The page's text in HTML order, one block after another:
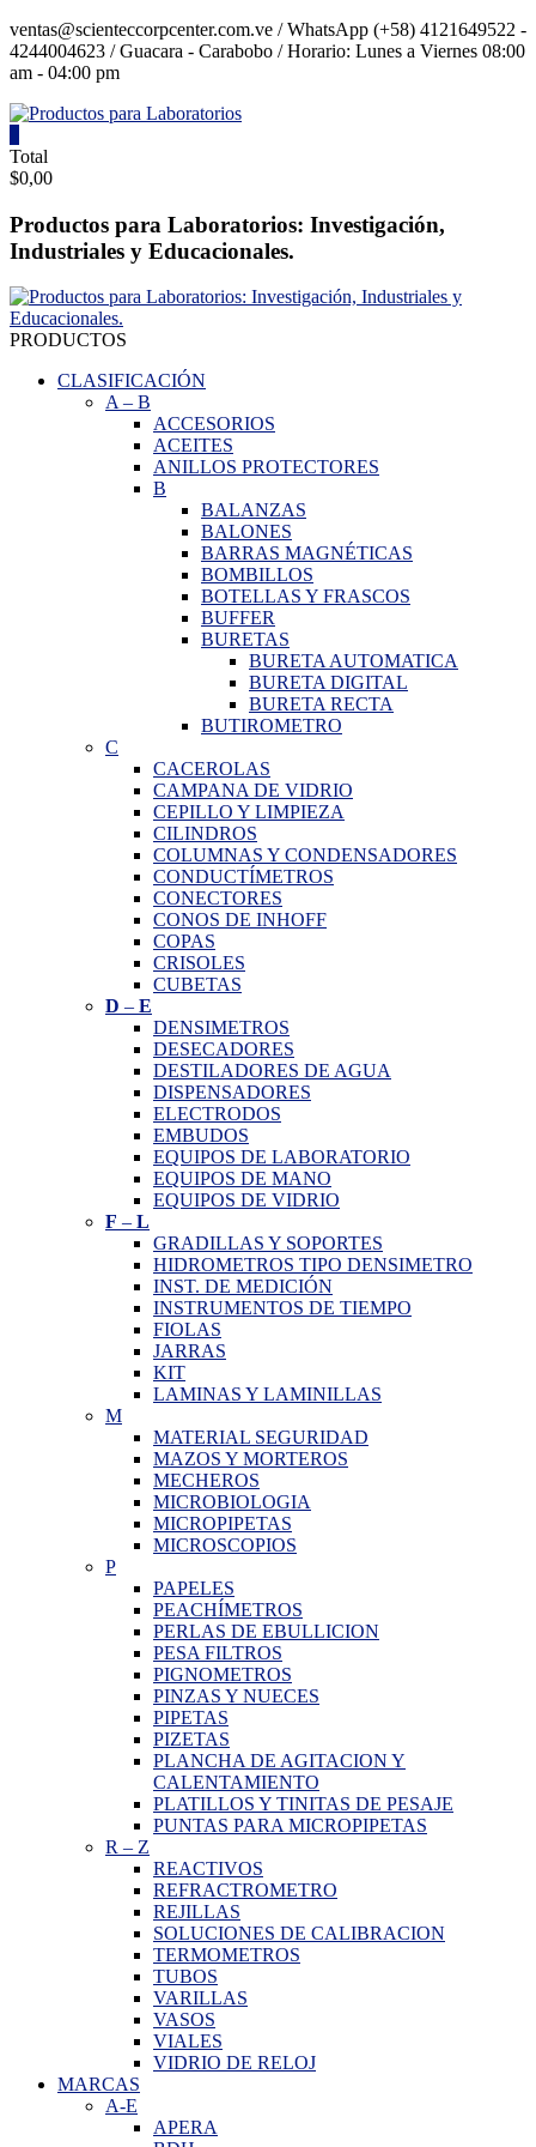
Saltar
contenido
ventas@scienteccorpcenter.com.ve / WhatsApp (+58) 4121649522 -
4244004623 / Guacara - Carabobo / Horario: Lunes a Viernes 08:00
am - 04:00 pm
Productos
para
Laboratorios
Investigación,
y
Educacionales.
Total
$0,00
Productos para Laboratorios: Investigación,
Industriales y Educacionales.
PRODUCTOS
CLASIFICACIÓN
A– B
ACCESORIOS
ACEITES
ANILLOS PROTECTORES
B
BALANZAS
BALONES
BARRAS MAGNÉTICAS
BOMBILLOS
BOTELLAS Y FRASCOS
BUFFER
BURETAS
BURETA AUTOMATICA
BURETA DIGITAL
BURETA RECTA
BUTIROMETRO
C
CACEROLAS
CAMPANA DE VIDRIO
CEPILLO Y LIMPIEZA
CILINDROS
COLUMNAS Y CONDENSADORES
CONDUCTÍMETROS
CONECTORES
CONOS DE INHOFF
COPAS
CRISOLES
CUBETAS
D – E
DENSIMETROS
DESECADORES
DESTILADORES DE AGUA
DISPENSADORES
ELECTRODOS
EMBUDOS
EQUIPOS DE LABORATORIO
EQUIPOS DE MANO
EQUIPOS DE VIDRIO
F – L
GRADILLAS Y SOPORTES
HIDROMETROS TIPO DENSIMETRO
INST. DE MEDICIÓN
INSTRUMENTOS DE TIEMPO
FIOLAS
JARRAS
KIT
LAMINAS Y LAMINILLAS
M
MATERIAL SEGURIDAD
MAZOS Y MORTEROS
MECHEROS
MICROBIOLOGIA
MICROPIPETAS
MICROSCOPIOS
P
PAPELES
PEACHÍMETROS
PERLAS DE EBULLICION
PESA FILTROS
PIGNOMETROS
PINZAS Y NUECES
PIPETAS
PIZETAS
PLANCHA DE AGITACION Y
CALENTAMIENTO
PLATILLOS Y TINITAS DE PESAJE
PUNTAS PARA MICROPIPETAS
R – Z
REACTIVOS
REFRACTROMETRO
REJILLAS
SOLUCIONES DE CALIBRACION
TERMOMETROS
TUBOS
VARILLAS
VASOS
VIALES
VIDRIO DE RELOJ
MARCAS
A-E
APERA